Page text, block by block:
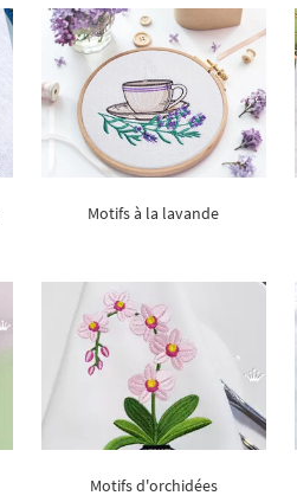
Motifs à la lavande
Motifs d'orchidées